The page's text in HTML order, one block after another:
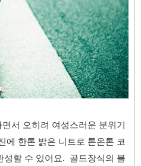
서 오히려 여성스러운 분위기
에 한톤 밝은 니트로 톤온톤 코
성할 수 있어요.
골드장식의 블